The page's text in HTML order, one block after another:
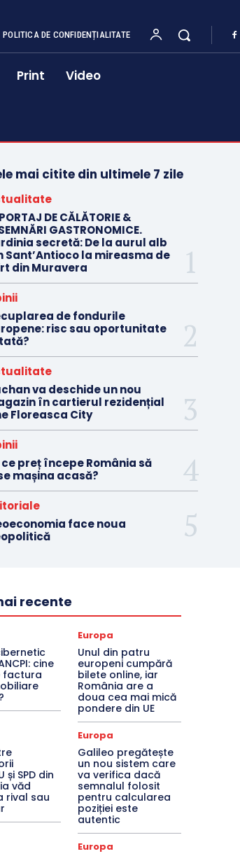
POLITICA DE CONFIDENȚIALITATE
Print Video
mai citite din ultimele 7 zile
DE CĂLĂTORIE &
GASTRONOMICE.
secretă: De la aurul alb
Sant’Antioco la mireasma de
din Muravera
de fondurile
risc sau oportunitate
va deschide un nou
în cartierul rezidențial
Floreasca City
ce preț începe România să
mașina acasă?
face noua
recente
cine
factura
Europa
Unul din patru
europeni cumpără
bilete online, iar
România are a
doua cea mai mică
pondere din UE
și SPD din
văd
rival sau
Europa
Galileo pregătește
un nou sistem care
va verifica dacă
semnalul folosit
pentru calcularea
poziției este
autentic
Europa